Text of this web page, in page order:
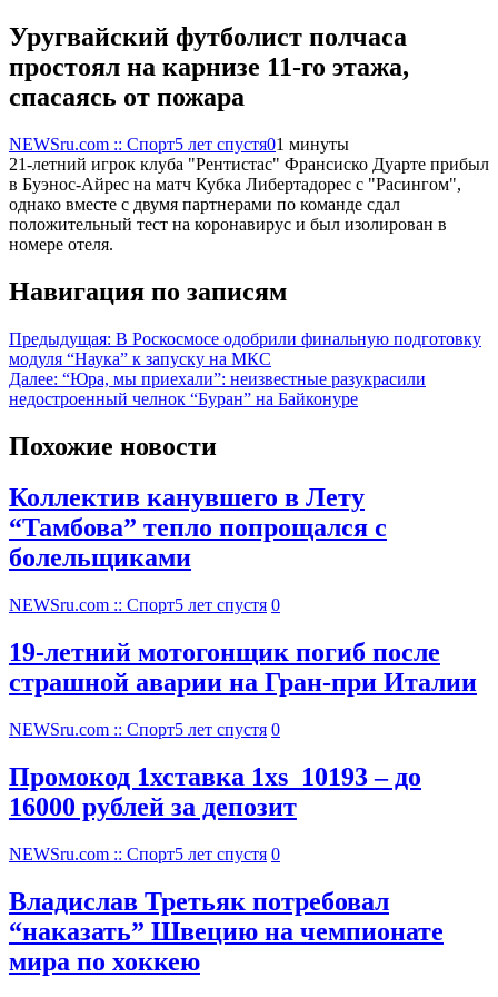
Уругвайский футболист полчаса
простоял на карнизе 11-го этажа,
спасаясь от пожара
NEWSru.com :: Спорт5 лет спустя01 минуты
21-летний игрок клуба "Рентистас" Франсиско Дуарте прибыл
в Буэнос-Айрес на матч Кубка Либертадорес с "Расингом",
однако вместе с двумя партнерами по команде сдал
положительный тест на коронавирус и был изолирован в
номере отеля.
Навигация по записям
Предыдущая: В Роскосмосе одобрили финальную подготовку
модуля “Наука” к запуску на МКС
Далее: “Юра, мы приехали”: неизвестные разукрасили
недостроенный челнок “Буран” на Байконуре
Похожие новости
Коллектив канувшего в Лету
“Тамбова” тепло попрощался с
болельщиками
NEWSru.com :: Спорт5 лет спустя 0
19-летний мотогонщик погиб после
страшной аварии на Гран-при Италии
NEWSru.com :: Спорт5 лет спустя 0
Промокод 1хставка 1xs_10193 – до
16000 рублей за депозит
NEWSru.com :: Спорт5 лет спустя 0
Владислав Третьяк потребовал
“наказать” Швецию на чемпионате
мира по хоккею